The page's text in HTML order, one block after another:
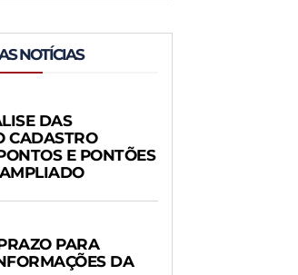
NOTÍCIAS
DAS
CADASTRO
E PONTÕES
PARA
DA